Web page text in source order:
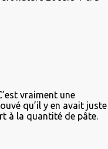
vraiment une
qu’il y en avait juste
à la quantité de pâte.